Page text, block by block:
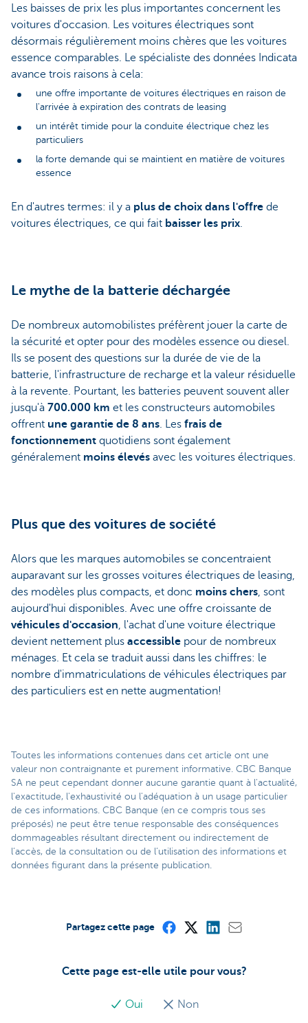
Les baisses de prix les plus importantes concernent les
voitures d'occasion. Les voitures électriques sont
désormais régulièrement moins chères que les voitures
essence comparables. Le spécialiste des données Indicata
avance trois raisons à cela:
une offre importante de voitures électriques en raison de
l'arrivée à expiration des contrats de leasing
un intérêt timide pour la conduite électrique chez les
particuliers
la forte demande qui se maintient en matière de voitures
essence
En d'autres termes: il y a plus de choix dans l'offre de
voitures électriques, ce qui fait baisser les prix.
Le mythe de la batterie déchargée
De nombreux automobilistes préfèrent jouer la carte de
la sécurité et opter pour des modèles essence ou diesel.
Ils se posent des questions sur la durée de vie de la
batterie, l'infrastructure de recharge et la valeur résiduelle
à la revente. Pourtant, les batteries peuvent souvent aller
jusqu'à 700.000 km et les constructeurs automobiles
offrent une garantie de 8 ans. Les frais de
fonctionnement quotidiens sont également
généralement moins élevés avec les voitures électriques.
Plus que des voitures de société
Alors que les marques automobiles se concentraient
auparavant sur les grosses voitures électriques de leasing,
des modèles plus compacts, et donc moins chers, sont
aujourd'hui disponibles. Avec une offre croissante de
véhicules d'occasion, l'achat d'une voiture électrique
devient nettement plus accessible pour de nombreux
ménages. Et cela se traduit aussi dans les chiffres: le
nombre d'immatriculations de véhicules électriques par
des particuliers est en nette augmentation!
Toutes les informations contenues dans cet article ont une
valeur non contraignante et purement informative. CBC Banque
SA ne peut cependant donner aucune garantie quant à l'actualité,
l'exactitude, l'exhaustivité ou l'adéquation à un usage particulier
de ces informations. CBC Banque (en ce compris tous ses
préposés) ne peut être tenue responsable des conséquences
dommageables résultant directement ou indirectement de
l’accès, de la consultation ou de l’utilisation des informations et
données figurant dans la présente publication.
Cette page est-elle utile pour vous?
Oui Non
Partagez cette page